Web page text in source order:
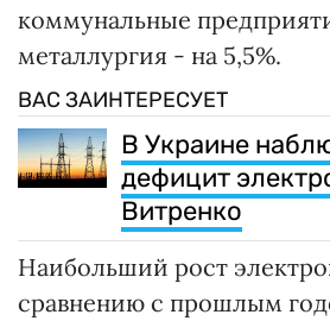
коммунальные
металлургия - на 5,5%.
ВАС ЗАИНТЕРЕСУЕТ
В Украине
дефицит
Витренко
Наибольший рост
сравнению с прошлым